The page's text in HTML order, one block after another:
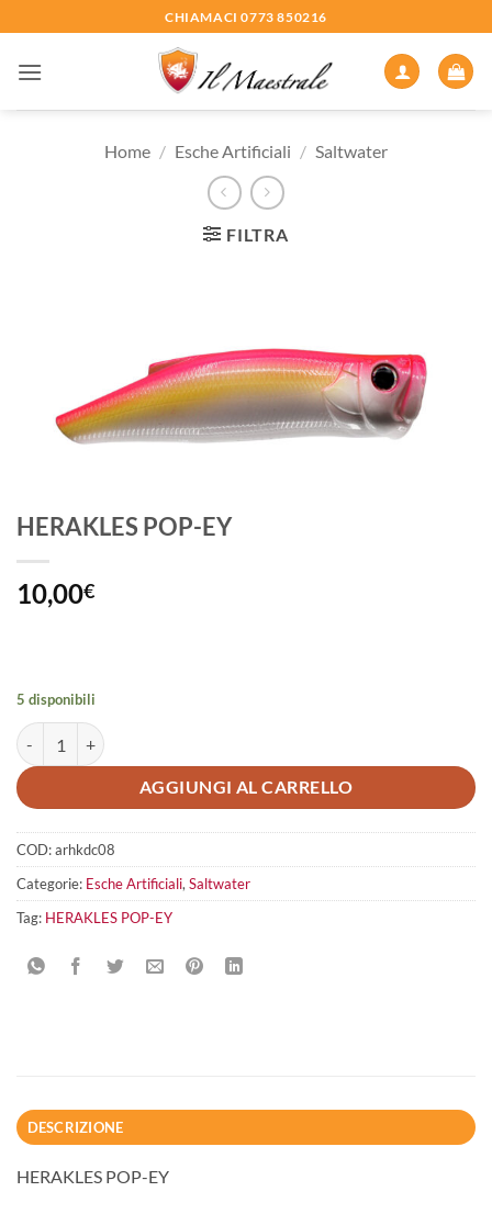
ai
contenuti
CHIAMACI 0773 850216
Home / Esche Artificiali / Saltwater
FILTRA
HERAKLES POP-EY
10,00€
5 disponibili
HERAKLES POP-EY quantità
AGGIUNGI AL CARRELLO
COD:arhkdc08
Categorie: Esche Artificiali, Saltwater
Tag: HERAKLES POP-EY
DESCRIZIONE
HERAKLES POP-EY